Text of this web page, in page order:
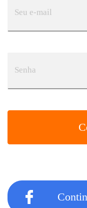
Seu e-mail
Senha